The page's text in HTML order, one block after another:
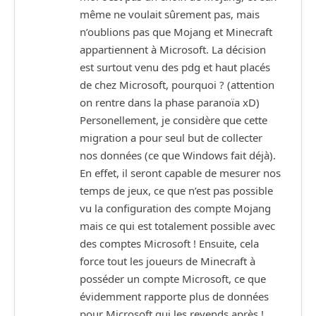
même ne voulait sûrement pas, mais
n’oublions pas que Mojang et Minecraft
appartiennent à Microsoft. La décision
est surtout venu des pdg et haut placés
de chez Microsoft, pourquoi ? (attention
on rentre dans la phase paranoïa xD)
Personellement, je considère que cette
migration a pour seul but de collecter
nos données (ce que Windows fait déjà).
En effet, il seront capable de mesurer nos
temps de jeux, ce que n’est pas possible
vu la configuration des compte Mojang
mais ce qui est totalement possible avec
des comptes Microsoft ! Ensuite, cela
force tout les joueurs de Minecraft à
posséder un compte Microsoft, ce que
évidemment rapporte plus de données